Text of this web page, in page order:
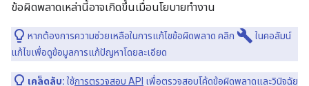
ข้อผิดพลาดเหล่านี้อาจเกิดขึ้นเมื่อนโยบายทำงาน
หากต้องการความช่วยเหลือในการแก้ไขข้อผิดพลาด คลิก build ในคอลัมน์
แก้ไขเพื่อดูข้อมูลการแก้ปัญหาโดยละเอียด
เคล็ดลับ: ใช้การตรวจสอบ API เพื่อตรวจสอบโค้ดข้อผิดพลาดและวินิจฉัย